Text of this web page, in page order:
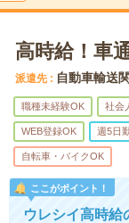
高時給！車
派遣先 自動車輸送
職種未経験OK 社会
WEB登録OK 週5日
自転車・バイクOK
ここがポイント！
ウレシイ高時給